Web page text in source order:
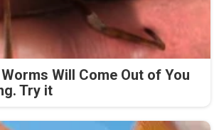
Will Come Out of You
Try it